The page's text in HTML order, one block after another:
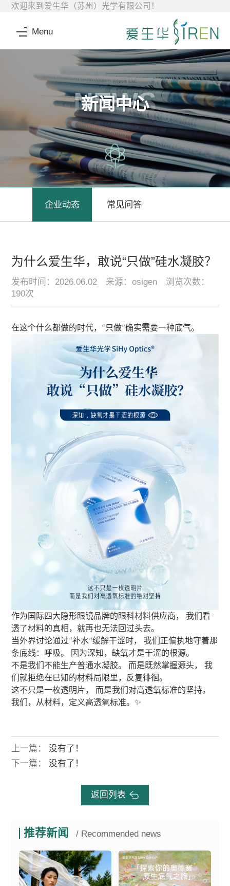
欢迎来到爱生华（苏州）光学有限公司！
Menu
新闻中心
NEWS
企业动态 常见问答
为什么爱生华，敢说“只做”硅水凝胶？
发布时间：2026.06.02 来源：osigen
浏览次数：
190次
在这个什么都做的时代， “只做”确实需要一种底气。
作为国际四大隐形眼镜品牌的眼科材料供应商，
我们看
透了材料的真相，就再也无法回过头去。
当外界讨论通过“补水”缓解干涩时， 我们正偏执地守着那
条底线：呼吸。 因为深知，缺氧才是干涩的根源。
不是我们不能生产普通水凝胶。
而是既然掌握源头，
我
们就拒绝在已知的材料局限里，反复徘徊。
这不只是一枚透明片，
而是我们对高透氧标准的坚持。
我们，从材料，定义高透氧标准。✨
上一篇：没有了！
下一篇：没有了！
返回列表
推荐新闻 / Recommended news